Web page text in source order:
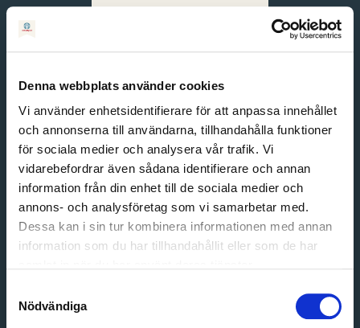
Denna webbplats använder cookies
Vi använder enhetsidentifierare för att anpassa innehållet
och annonserna till användarna, tillhandahålla funktioner
för sociala medier och analysera vår trafik. Vi
vidarebefordrar även sådana identifierare och annan
information från din enhet till de sociala medier och
annons- och analysföretag som vi samarbetar med.
Dessa kan i sin tur kombinera informationen med annan
information som du har tillhandahållit eller som de har
Nödvändiga
English
Svenska
Email address